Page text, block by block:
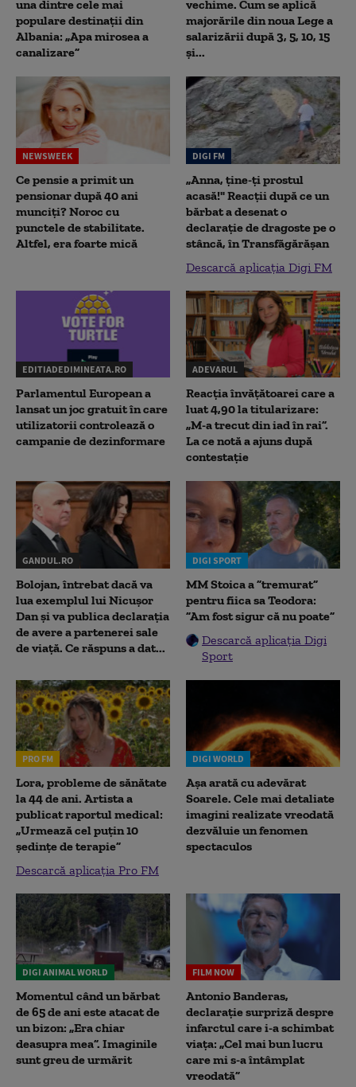
una dintre cele mai
populare destinații din
Albania: „Apa mirosea a
canalizare”
vechime. Cum se aplică
majorările din noua Lege a
salarizării după 3, 5, 10, 15
și...
NEWSWEEK
Ce pensie a primit un
pensionar după 40 ani
munciți? Noroc cu
punctele de stabilitate.
Altfel, era foarte mică
DIGI FM
„Anna, ţine-ţi prostul
acasă!" Reacţii după ce un
bărbat a desenat o
declaraţie de dragoste pe o
stâncă, în Transfăgărăşan
Descarcă aplicația Digi FM
EDITIADEDIMINEATA.RO
Parlamentul European a
lansat un joc gratuit în care
utilizatorii controlează o
campanie de dezinformare
ADEVARUL
Reacția învățătoarei care a
luat 4,90 la titularizare:
„M-a trecut din iad în rai”.
La ce notă a ajuns după
contestație
GANDUL.RO
Bolojan, întrebat dacă va
lua exemplul lui Nicușor
Dan și va publica declarația
de avere a partenerei sale
de viață. Ce răspuns a dat...
DIGI SPORT
MM Stoica a ”tremurat”
pentru fiica sa Teodora:
”Am fost sigur că nu poate”
Descarcă aplicația Digi
Sport
PRO FM
Lora, probleme de sănătate
la 44 de ani. Artista a
publicat raportul medical:
„Urmează cel puțin 10
ședințe de terapie”
Descarcă aplicația Pro FM
DIGI WORLD
Așa arată cu adevărat
Soarele. Cele mai detaliate
imagini realizate vreodată
dezvăluie un fenomen
spectaculos
DIGI ANIMAL WORLD
Momentul când un bărbat
de 65 de ani este atacat de
un bizon: „Era chiar
deasupra mea”. Imaginile
sunt greu de urmărit
FILM NOW
Antonio Banderas,
declarație surpriză despre
infarctul care i-a schimbat
viața: „Cel mai bun lucru
care mi s-a întâmplat
vreodată”